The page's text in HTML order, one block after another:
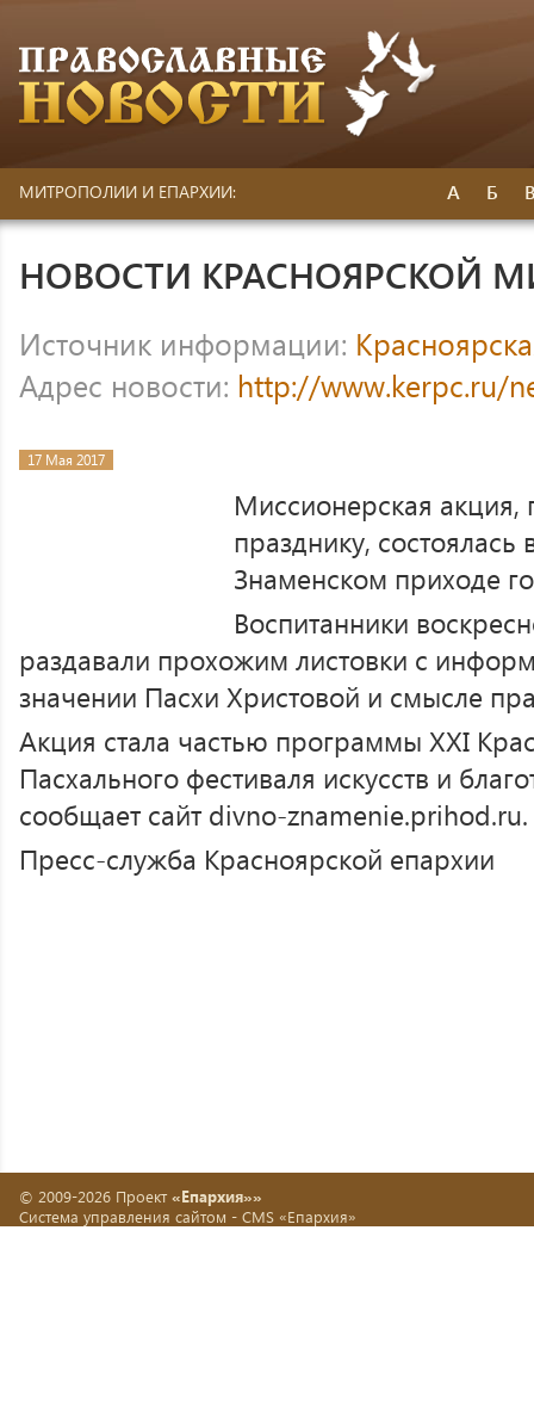
МИТРОПОЛИИ И ЕПАРХИИ: А Б
НОВОСТИ КРАСНОЯРСКОЙ
Источник информации:
Адрес новости: http://www.kerpc.ru/
17 Мая 2017
Миссионерская акция,
празднику,
Знаменском приходе
Воспитанники
раздавали прохожим листовки с
значении Пасхи Христовой и смысле
Акция стала частью программы XXI
Пасхального фестиваля искусств и
сообщает сайт divno-znamenie.prihod.ru.
Пресс-служба Красноярской епархии
© 2009-2026 Проект «Епархия»»
Система управления сайтом - CMS «Епархия»